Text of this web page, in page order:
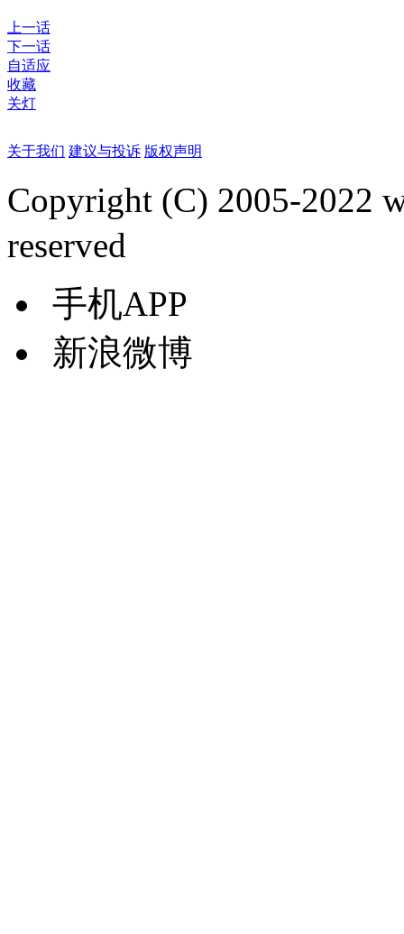
上一话
下一话
自适应
收藏
关灯
关于我们 建议与投诉 版权声明
Copyright (C) 2005-2022
reserved
手机APP
新浪微博